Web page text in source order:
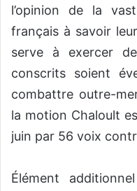
l’opinion de la
français à savoir
serve à exercer
conscrits soient
combattre outre-
la motion Chaloult
juin par 56 voix
Élément